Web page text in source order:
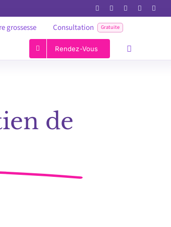
grossesse Consultation Gratuite
Rendez-Vous
de